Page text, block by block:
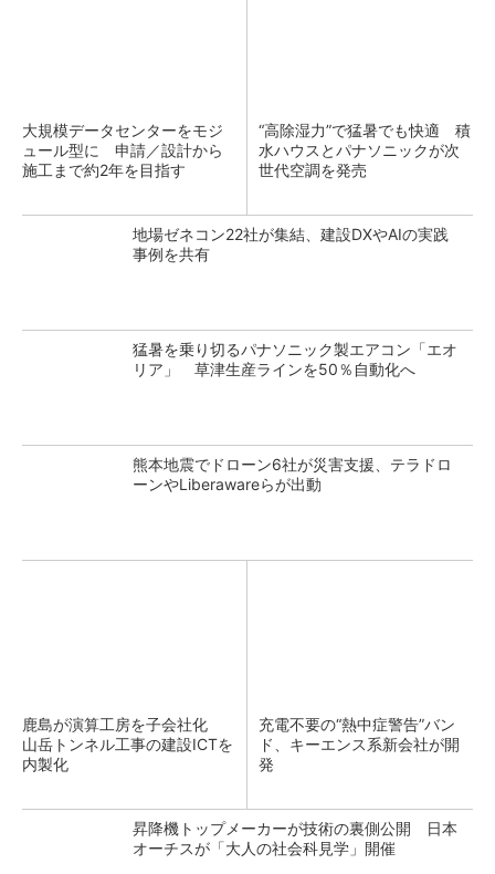
大規模データセンターをモジ
ュール型に 申請／設計から
施工まで約2年を目指す
“高除湿力”で猛暑でも快適 積
水ハウスとパナソニックが次
世代空調を発売
地場ゼネコン22社が集結、建設DXやAIの実践
事例を共有
猛暑を乗り切るパナソニック製エアコン「エオ
リア」 草津生産ラインを50％自動化へ
熊本地震でドローン6社が災害支援、テラドロ
ーンやLiberawareらが出動
鹿島が演算工房を子会社化
山岳トンネル工事の建設ICTを
内製化
充電不要の“熱中症警告”バン
ド、キーエンス系新会社が開
発
昇降機トップメーカーが技術の裏側公開 日本
オーチスが「大人の社会科見学」開催